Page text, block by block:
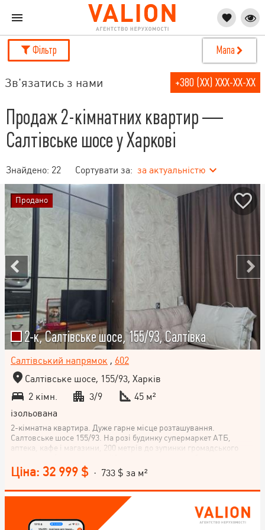
Фільтр Мапа
Зв'язатись з нами +380 (XX) XXX-XX-XX
Продаж 2-кімнатних квартир —
Салтівське шосе у Харкові
Знайдено: 22 Сортувати за: за актуальністю
2-к, Салтівське шосе, 155/93, Салтівка
Салтівський напрямок , 602
Салтівське шосе, 155/93, Харків
2 кімн.
3/9
45 м²
ізольована
2-кімнатна квартира. Дуже гарне місце розташування.
Салтовське шосе 155/93. На розі будинку супермаркет АТБ,
аптека, кафе і магазини, 200 метрів до зупинки громадського
маршруток в будь-які частини міста) Квартира розташована на 3
поверсі 9-поверхового будинку, є ліфт, будинок з газом. У
квартирі нові вікна (заміна в 24 році), також нові міжкімнатні
двері, хороші броньовані двері з товстого металу. Квартира
дуже тепла. Є кондиціонер. Замінені стояки каналізації та
водопроводу, частково нова проводка. Вхід у під'їзд обладнаний
Ціна: 32 999 $ · 733 $ за м²
Продано